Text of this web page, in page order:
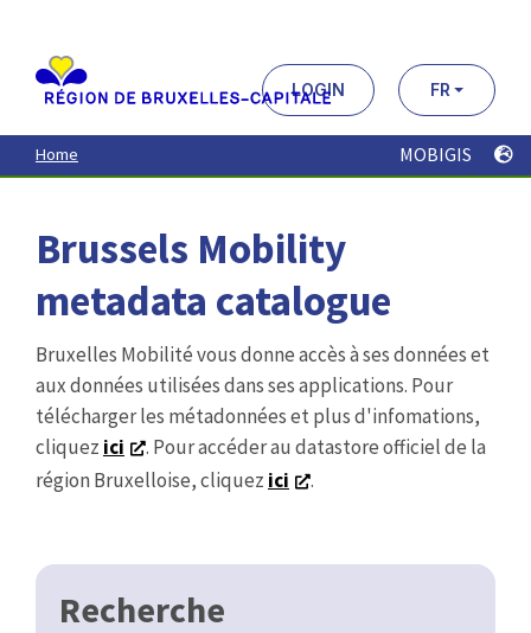
contenu
principal
LOGIN FR
Home MOBIGIS
Brussels Mobility
metadata catalogue
Bruxelles Mobilité vous donne accès à ses données et
aux données utilisées dans ses applications. Pour
télécharger les métadonnées et plus d'infomations,
cliquez ici
. Pour accéder au datastore officiel de la
région Bruxelloise, cliquez ici .
Recherche